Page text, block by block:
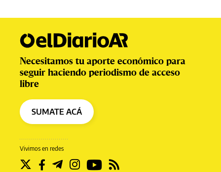
Vivimos en redes
Necesitamos tu aporte económico para
seguir haciendo periodismo de acceso
libre
SUMATE ACÁ